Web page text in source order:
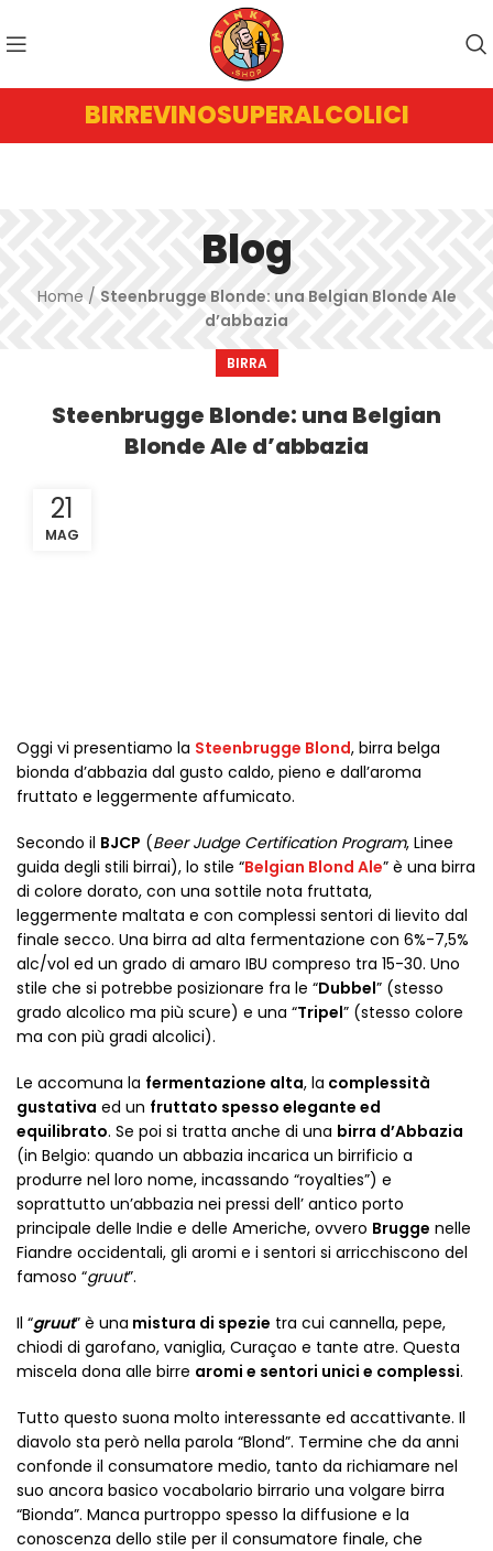
BIRREVINOSUPERALCOLICI
Blog
Home / Steenbrugge Blonde: una Belgian Blonde Ale
d’abbazia
BIRRA
Steenbrugge Blonde: una Belgian
Blonde Ale d’abbazia
21
MAG
Oggi vi presentiamo la Steenbrugge Blond, birra belga
bionda d’abbazia dal gusto caldo, pieno e dall’aroma
fruttato e leggermente affumicato.
Secondo il BJCP (Beer Judge Certification Program, Linee
guida degli stili birrai), lo stile “Belgian Blond Ale” è una birra
di colore dorato, con una sottile nota fruttata,
leggermente maltata e con complessi sentori di lievito dal
finale secco. Una birra ad alta fermentazione con 6%-7,5%
alc/vol ed un grado di amaro IBU compreso tra 15-30. Uno
stile che si potrebbe posizionare fra le “Dubbel” (stesso
grado alcolico ma più scure) e una “Tripel” (stesso colore
ma con più gradi alcolici).
Le accomuna la fermentazione alta, la complessità
gustativa ed un fruttato spesso elegante ed
equilibrato. Se poi si tratta anche di una birra d’Abbazia
(in Belgio: quando un abbazia incarica un birrificio a
produrre nel loro nome, incassando “royalties”) e
soprattutto un’abbazia nei pressi dell’ antico porto
principale delle Indie e delle Americhe, ovvero Brugge nelle
Fiandre occidentali, gli aromi e i sentori si arricchiscono del
famoso “gruut”.
Il “gruut” è una mistura di spezie tra cui cannella, pepe,
chiodi di garofano, vaniglia, Curaçao e tante atre. Questa
miscela dona alle birre aromi e sentori unici e complessi.
Tutto questo suona molto interessante ed accattivante. Il
diavolo sta però nella parola “Blond”. Termine che da anni
confonde il consumatore medio, tanto da richiamare nel
suo ancora basico vocabolario birrario una volgare birra
“Bionda”. Manca purtroppo spesso la diffusione e la
conoscenza dello stile per il consumatore finale, che